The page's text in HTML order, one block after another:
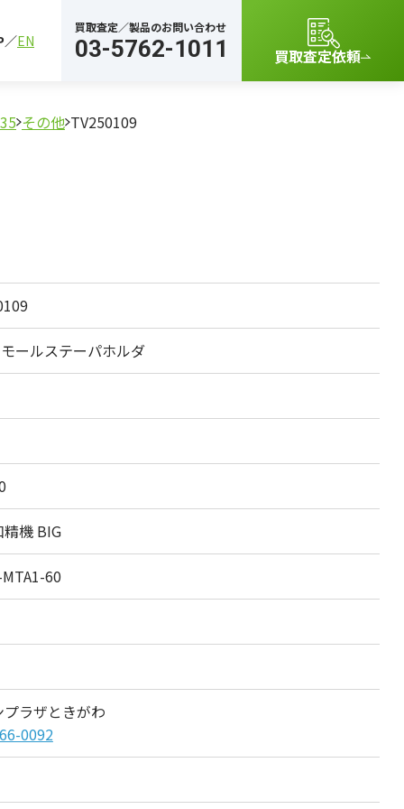
EN
買取査定／製品のお問い合わせ
03-5762-1011 買取査定依頼
その他 TV250109
ールステーパホルダ
機 BIG
60
ラザときがわ
0092